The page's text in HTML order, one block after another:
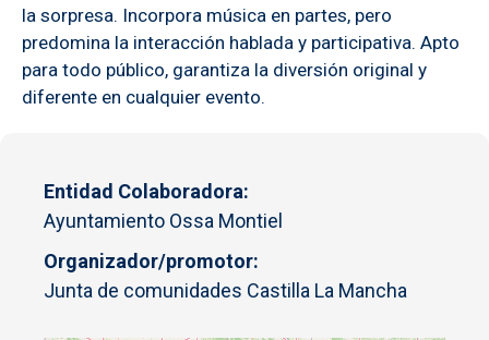
la sorpresa. Incorpora música en partes, pero
predomina la interacción hablada y participativa. Apto
para todo público, garantiza la diversión original y
diferente en cualquier evento.
Entidad Colaboradora
Ayuntamiento Ossa Montiel
Organizador/promotor
Junta de comunidades Castilla La Mancha